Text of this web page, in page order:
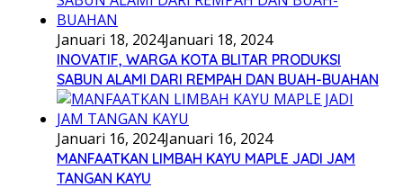
Januari 18, 2024Januari 18, 2024
INOVATIF, WARGA KOTA BLITAR PRODUKSI
SABUN ALAMI DARI REMPAH DAN BUAH-BUAHAN
Januari 16, 2024Januari 16, 2024
MANFAATKAN LIMBAH KAYU MAPLE JADI JAM
TANGAN KAYU